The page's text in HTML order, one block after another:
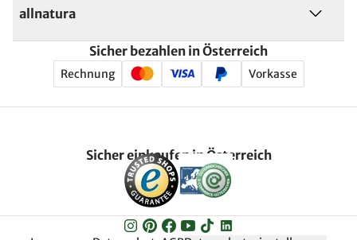
allnatura
Sicher bezahlen in Österreich
Rechnung Vorkasse
Sicher einkaufen in Österreich